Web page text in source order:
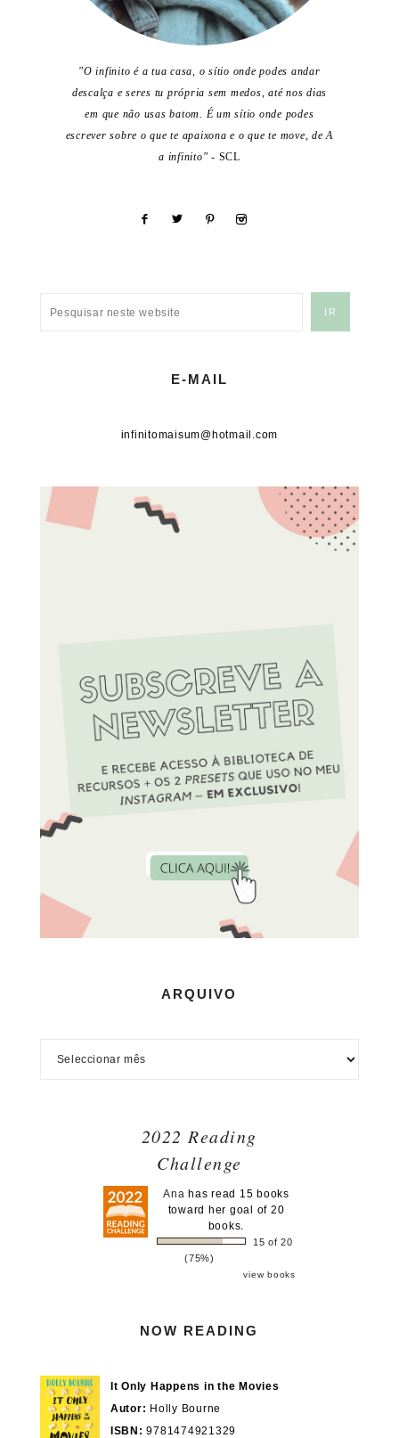
"O infinito é a tua casa, o sítio onde podes andar
descalça e seres tu própria sem medos, até nos dias
em que não usas batom. É um sítio onde podes
escrever sobre o que te apaixona e o que te move, de A
a infinito"- SCL
E-MAIL
infinitomaisum@hotmail.com
ARQUIVO
2022 Reading
Challenge
Ana has read 15 books
toward her goal of 20
books.
15 of 20
(75%)
view books
NOW READING
It Only Happens in the Movies
Autor: Holly Bourne
ISBN: 9781474921329